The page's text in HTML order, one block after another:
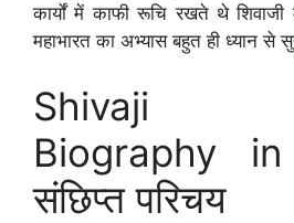
कार्यों में काफी रूचि रखते थे शिवाजी
महाभारत का अभ्यास बहुत ही ध्यान से
Shivaji
Biography
संछिप्त परिचय